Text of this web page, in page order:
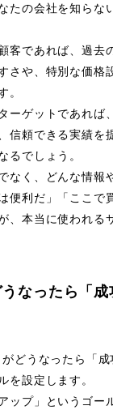
たの会社を知らな
客であれば、過去
さや、特別な価格
。
ーゲットであれば
信頼できる実績を
るでしょう。
なく、どんな情報
便利だ」「ここで
、本当に使われる
なったら「成
どうなったら「
を設定します。
ップ」というゴー